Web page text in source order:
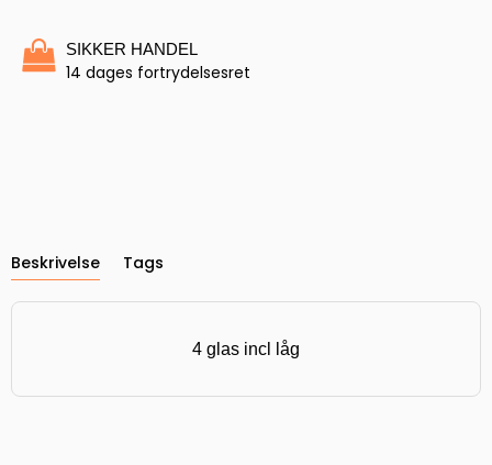
SIKKER HANDEL
14 dages fortrydelsesret
Beskrivelse Tags
4 glas incl låg